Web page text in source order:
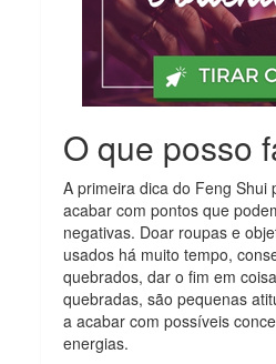
O que posso
A primeira dica do Feng Shui
acabar com pontos que
negativas. Doar roupas e
usados há muito tempo,
quebrados, dar o fim em
quebradas, são pequenas
a acabar com possíveis
energias.